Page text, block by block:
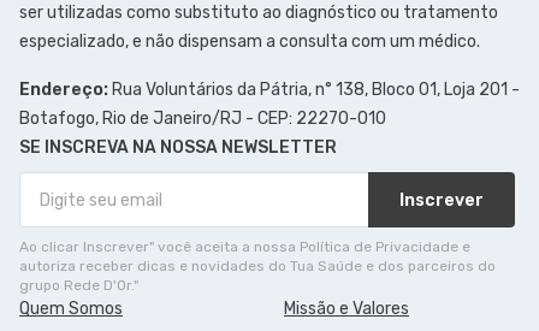
ser utilizadas como substituto ao diagnóstico ou tratamento
especializado, e não dispensam a consulta com um médico.
Endereço: Rua Voluntários da Pátria, n° 138, Bloco 01, Loja 201 -
Botafogo, Rio de Janeiro/RJ - CEP: 22270-010
SE INSCREVA NA NOSSA NEWSLETTER
Inscrever
Ao clicar Inscrever" você aceita a nossa Política de Privacidade e
autoriza receber dicas e novidades do Tua Saúde e dos parceiros do
grupo Rede D'Or."
Quem Somos Missão e Valores